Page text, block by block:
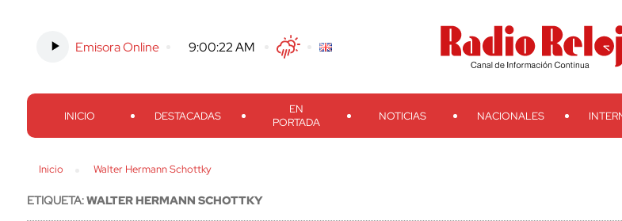
Emisora Online 9:00:23 AM TwitterFacebook
Threads
Instagram TelegramTeveo Ivoox RSS Search
INICIO DESTACADAS
EN
PORTADA
NOTICIAS NACIONALES
Inicio Walter Hermann Schottky
ETIQUETA:WALTER HERMANN SCHOTTKY